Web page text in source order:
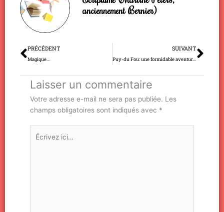
anciennement Bernier)
Précédent
PRÉCÉDENT
Magique…
SUIVANT
Puy-du Fou: une formidable aventure humaine
Laisser un commentaire
Votre adresse e-mail ne sera pas publiée. Les
champs obligatoires sont indiqués avec *
Écrivez
ici…